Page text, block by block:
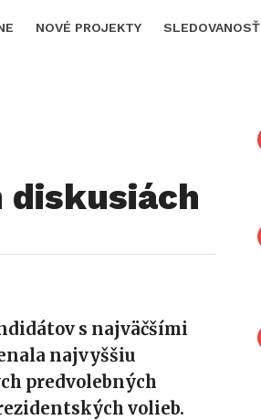
NOVÉ PROJEKTY SLEDOVANOSŤ
diskusiách
s najväčšími
najvyššiu
predvolebných
volieb.